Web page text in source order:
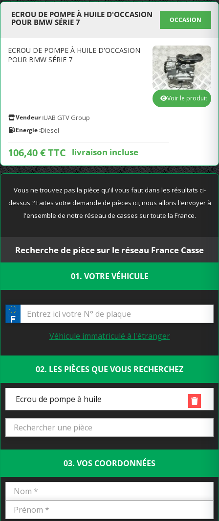
ECROU DE POMPE À HUILE D'OCCASION
POUR BMW SÉRIE 7
OCCASION
ECROU DE POMPE À HUILE D'OCCASION
POUR BMW SÉRIE 7
Vendeur :UAB GTV Group
Energie :Diesel
106,40 € TTC livraison incluse
Voir le produit
Vous ne trouvez pas la pièce qu'il vous faut dans les résultats ci-
dessus ? Faites votre demande de pièces ici, nous allons l'envoyer à
l'ensemble de notre réseau de casses sur toute la France.
Recherche de pièce sur le réseau France Casse
01. VOTRE VÉHICULE
Véhicule immatriculé à l'étranger
02. LES PIÈCES QUE VOUS RECHERCHEZ
Ecrou de pompe à huile
03. VOS COORDONNÉES